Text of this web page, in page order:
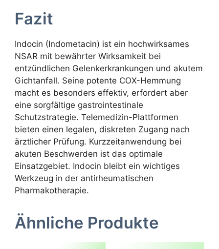
Fazit
Indocin (Indometacin) ist ein hochwirksames
NSAR mit bewährter Wirksamkeit bei
entzündlichen Gelenkerkrankungen und akutem
Gichtanfall. Seine potente COX-Hemmung
macht es besonders effektiv, erfordert aber
eine sorgfältige gastrointestinale
Schutzstrategie. Telemedizin-Plattformen
bieten einen legalen, diskreten Zugang nach
ärztlicher Prüfung. Kurzzeitanwendung bei
akuten Beschwerden ist das optimale
Einsatzgebiet. Indocin bleibt ein wichtiges
Werkzeug in der antirheumatischen
Pharmakotherapie.
Ähnliche Produkte